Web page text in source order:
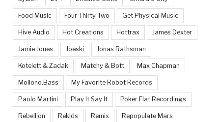
Food Music Four Thirty Two Get Physical Music
Hive Audio Hot Creations Hottrax James Dexter
Jamie Jones Joeski Jonas Rathsman
Kotelett & Zadak Matchy & Bott Max Chapman
Mollono.Bass My Favorite Robot Records
Paolo Martini Play It Say It Poker Flat Recordings
Rebellion Rekids Remix Repopulate Mars